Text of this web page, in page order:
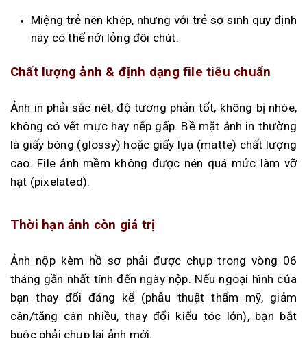
Miệng trẻ nên khép, nhưng với trẻ sơ sinh quy định
này có thể nới lỏng đôi chút.
Chất lượng ảnh & định dạng file tiêu chuẩn
Ảnh in phải sắc nét, độ tương phản tốt, không bị nhòe,
không có vết mực hay nếp gấp. Bề mặt ảnh in thường
là giấy bóng (glossy) hoặc giấy lụa (matte) chất lượng
cao. File ảnh mềm không được nén quá mức làm vỡ
hạt (pixelated).
Thời hạn ảnh còn giá trị
Ảnh nộp kèm hồ sơ phải được chụp trong vòng 06
tháng gần nhất tính đến ngày nộp. Nếu ngoại hình của
bạn thay đổi đáng kể (phẫu thuật thẩm mỹ, giảm
cân/tăng cân nhiều, thay đổi kiểu tóc lớn), bạn bắt
buộc phải chụp lại ảnh mới.